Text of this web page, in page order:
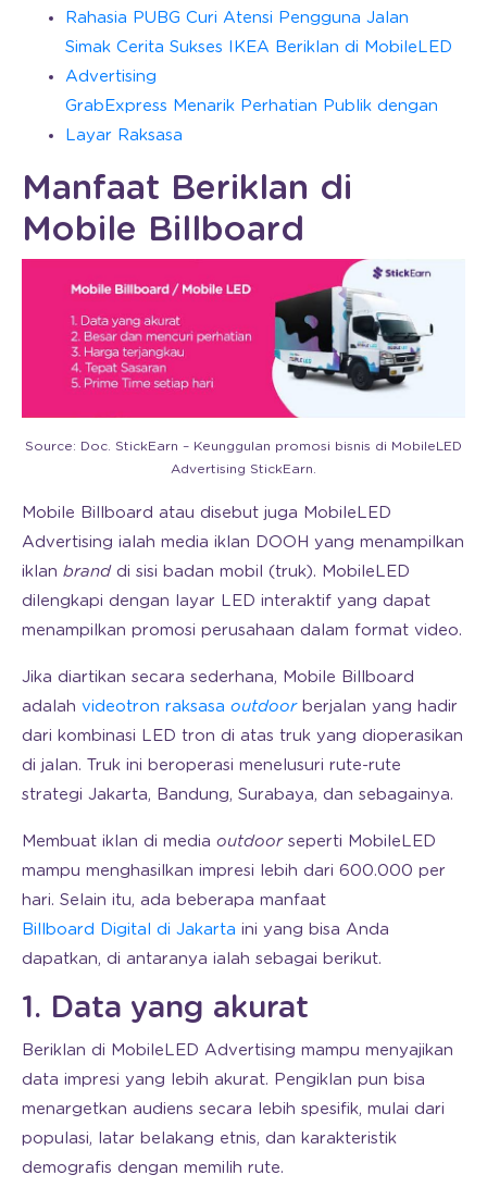
Rahasia PUBG Curi Atensi Pengguna Jalan
Simak Cerita Sukses IKEA Beriklan di MobileLED
Advertising
GrabExpress Menarik Perhatian Publik dengan
Layar Raksasa
Manfaat Beriklan di
Mobile Billboard
Source: Doc. StickEarn – Keunggulan promosi bisnis di MobileLED
Advertising StickEarn.
Mobile Billboard atau disebut juga MobileLED
Advertising ialah media iklan DOOH yang menampilkan
iklan brand di sisi badan mobil (truk). MobileLED
dilengkapi dengan layar LED interaktif yang dapat
menampilkan promosi perusahaan dalam format video.
Jika diartikan secara sederhana, Mobile Billboard
adalah videotron raksasa outdoorberjalan yang hadir
dari kombinasi LED tron di atas truk yang dioperasikan
di jalan. Truk ini beroperasi menelusuri rute-rute
strategi Jakarta, Bandung, Surabaya, dan sebagainya.
Membuat iklan di media outdoorseperti MobileLED
mampu menghasilkan impresi lebih dari 600.000 per
hari. Selain itu, ada beberapa manfaat
Billboard Digital di Jakarta ini yang bisa Anda
dapatkan, di antaranya ialah sebagai berikut.
1. Data yang akurat
Beriklan di MobileLED Advertising mampu menyajikan
data impresi yang lebih akurat. Pengiklan pun bisa
menargetkan audiens secara lebih spesifik, mulai dari
populasi, latar belakang etnis, dan karakteristik
demografis dengan memilih rute.